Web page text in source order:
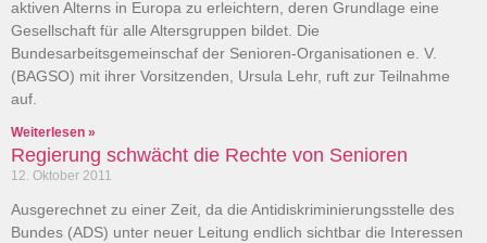
aktiven Alterns in Europa zu erleichtern, deren Grundlage eine
Gesellschaft für alle Altersgruppen bildet. Die
Bundesarbeitsgemeinschaf der Senioren-Organisationen e. V.
(BAGSO) mit ihrer Vorsitzenden, Ursula Lehr, ruft zur Teilnahme
auf.
Weiterlesen »
Regierung schwächt die Rechte von Senioren
12. Oktober 2011
Ausgerechnet zu einer Zeit, da die Antidiskriminierungsstelle des
Bundes (ADS) unter neuer Leitung endlich sichtbar die Interessen